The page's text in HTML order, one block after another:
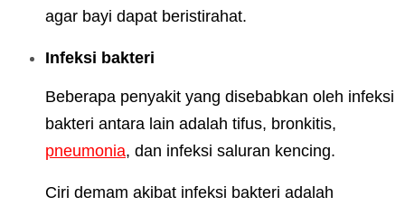
agar bayi dapat beristirahat.
Infeksi bakteri
Beberapa penyakit yang disebabkan oleh infeksi
bakteri antara lain adalah tifus, bronkitis,
pneumonia, dan infeksi saluran kencing.
Ciri demam akibat infeksi bakteri adalah